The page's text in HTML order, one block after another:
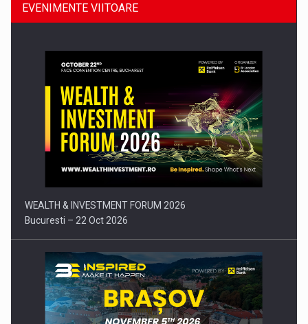
Comunicat de presa: Joburile part-time reincep sa intre pe…
EVENIMENTE VIITOARE
WEALTH & INVESTMENT FORUM 2026
Bucuresti – 22 Oct 2026